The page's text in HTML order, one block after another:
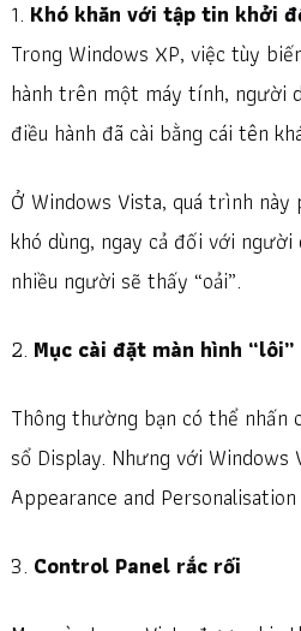
1. Khó khăn với tập tin khởi
Trong Windows XP, việc tùy
hành trên một máy tính, người
điều hành đã cài bằng cái tên
Ở Windows Vista, quá trình
khó dùng, ngay cả đối với
nhiều người sẽ thấy “oải”.
2. Mục cài đặt màn hình
Thông thường bạn có thể
sổ Display. Nhưng với
Appearance and
3. Control Panel rắc rối